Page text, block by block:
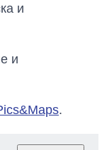
и
и
.